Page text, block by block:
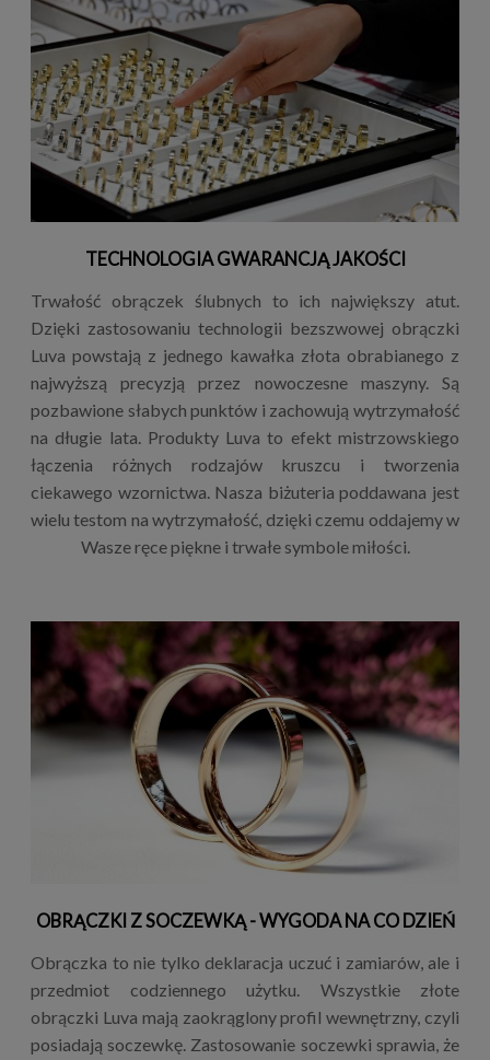
TECHNOLOGIA GWARANCJĄ JAKOŚCI
Trwałość obrączek ślubnych to ich największy atut.
Dzięki zastosowaniu technologii bezszwowej obrączki
Luva powstają z jednego kawałka złota obrabianego z
najwyższą precyzją przez nowoczesne maszyny. Są
pozbawione słabych punktów i zachowują wytrzymałość
na długie lata. Produkty Luva to efekt mistrzowskiego
łączenia różnych rodzajów kruszcu i tworzenia
ciekawego wzornictwa. Nasza biżuteria poddawana jest
wielu testom na wytrzymałość, dzięki czemu oddajemy w
Wasze ręce piękne i trwałe symbole miłości.
OBRĄCZKI Z SOCZEWKĄ - WYGODA NA CO DZIEŃ
Obrączka to nie tylko deklaracja uczuć i zamiarów, ale i
przedmiot codziennego użytku. Wszystkie złote
obrączki Luva mają zaokrąglony profil wewnętrzny, czyli
posiadają soczewkę. Zastosowanie soczewki sprawia, że